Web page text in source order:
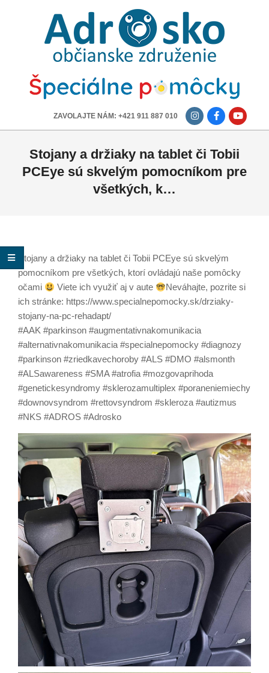
ADROSKO
OBČIANSKE
ZDRUŽENIE
ZAVOLAJTE NÁM: +421 911 887 010
Stojany a držiaky na tablet či Tobii
PCEye sú skvelým pomocníkom pre
všetkých, k…
Stojany a držiaky na tablet či Tobii PCEye sú skvelým
pomocníkom pre všetkých, ktorí ovládajú naše pomôcky
očami
Viete ich využiť aj v aute
Neváhajte, pozrite si
ich stránke: https://www.specialnepomocky.sk/drziaky-
stojany-na-pc-rehadapt/
#AAK #parkinson #augmentativnakomunikacia
#alternativnakomunikacia #specialnepomocky #diagnozy
#parkinson #zriedkavechoroby #ALS #DMO #alsmonth
#ALSawareness #SMA #atrofia #mozgovaprihoda
#genetickesyndromy #sklerozamultiplex #poraneniemiechy
#downovsyndrom #rettovsyndrom #skleroza #autizmus
#NKS #ADROS #Adrosko